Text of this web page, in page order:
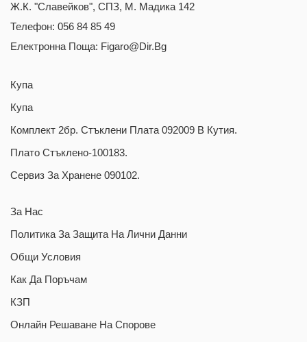
Ж.к. "Славейков", СПЗ, М. Мадика 142
Телефон: 056 84 85 49
Електронна Поща: Figaro@dir.bg
Купа
Купа
Комплект 2бр. Стъклени Плата 092009 В Кутия.
Плато Стъклено-100183.
Сервиз За Хранене 090102.
За Нас
Политика За Защита На Лични Данни
Общи Условия
Как Да Поръчам
КЗП
Oнлайн Решаване На Спорове